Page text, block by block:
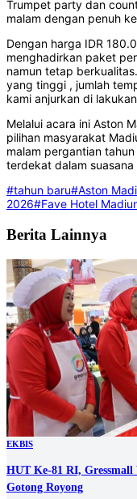
Trumpet party dan
malam dengan penuh
Dengan harga IDR
menghadirkan paket
namun tetap
yang tinggi , jumlah
kami anjurkan di
Melalui acara ini Aston
pilihan masyarakat
malam pergantian
terdekat dalam
#tahun baru#Aston
2026#Fave Hotel
Berita Lainnya
EKBIS
HUT Ke-81 RI,
Gotong Royong